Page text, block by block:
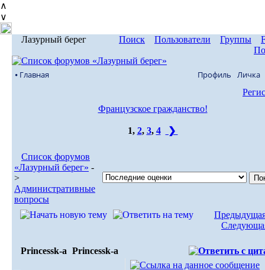
∧
∨
Лазурный берег Поиск Пользователи Группы
⦁ Главная Профиль Личка
Французское гражданство!
1, 2, 3, 4 ❯
Список форумов
«Лазурный берег» -
>
Административные
вопросы
Princessk-a Princessk-a